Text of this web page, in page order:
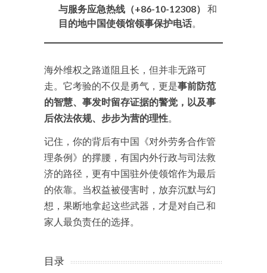
与服务应急热线（+86-10-12308）
和
目的地中国使领馆领事保护电话。
海外维权之路道阻且长，但并非无路可
走。它考验的不仅是勇气，更是事前防范
的智慧、事发时留存证据的警觉，以及事
后依法依规、步步为营的理性。
记住，你的背后有中国《对外劳务合作管
理条例》的撑腰，有国内外行政与司法救
济的路径，更有中国驻外使领馆作为最后
的依靠。当权益被侵害时，放弃沉默与幻
想，果断地拿起这些武器，才是对自己和
家人最负责任的选择。
目录